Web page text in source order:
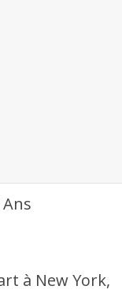
à New York,